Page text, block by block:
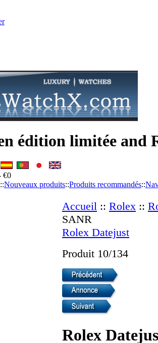
édition limitée and
€0
::Nouveaux produits::Produits recommandés::
Accueil :: Rolex ::
SANR
Rolex Datejust
Produit 10/134
Rolex